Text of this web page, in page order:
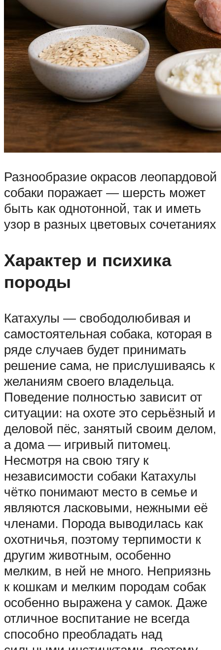
Разнообразие окрасов леопардовой
собаки поражает — шерсть может
быть как однотонной, так и иметь
узор в разных цветовых сочетаниях
Характер и психика
породы
Катахулы — свободолюбивая и
самостоятельная собака, которая в
ряде случаев будет принимать
решение сама, не прислушиваясь к
желаниям своего владельца.
Поведение полностью зависит от
ситуации: на охоте это серьёзный и
деловой пёс, занятый своим делом,
а дома — игривый питомец.
Несмотря на свою тягу к
независимости собаки Катахулы
чётко понимают место в семье и
являются ласковыми, нежными её
членами. Порода выводилась как
охотничья, поэтому терпимости к
другим животным, особенно
мелким, в ней не много. Неприязнь
к кошкам и мелким породам собак
особенно выражена у самок. Даже
отличное воспитание не всегда
способно преобладать над